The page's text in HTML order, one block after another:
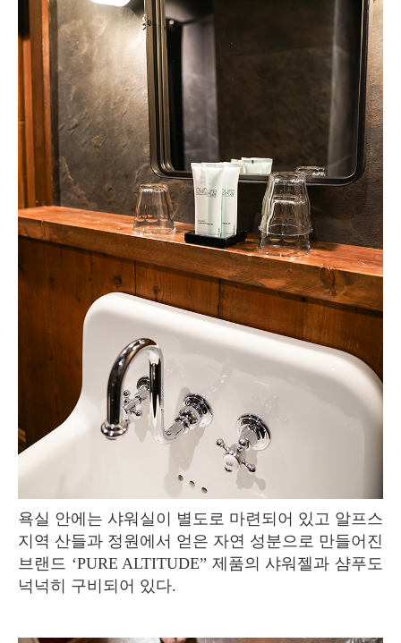
욕실 안에는 샤워실이 별도로 마련되어 있고 알프스
지역 산들과 정원에서 얻은 자연 성분으로 만들어진
브랜드 ‘PURE ALTITUDE” 제품의 샤워젤과 샴푸도
넉넉히 구비되어 있다.